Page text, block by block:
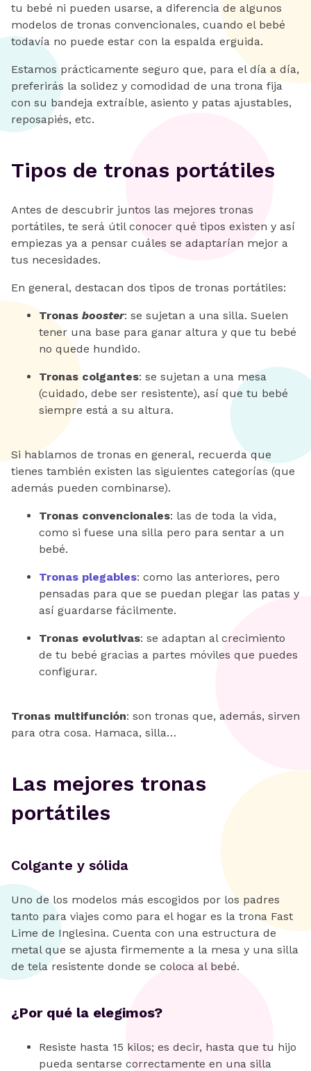
tu bebé ni pueden usarse, a diferencia de algunos
modelos de tronas convencionales, cuando el bebé
todavía no puede estar con la espalda erguida.
Estamos prácticamente seguro que, para el día a día,
preferirás la solidez y comodidad de una trona fija
con su bandeja extraíble, asiento y patas ajustables,
reposapiés, etc.
Tipos de tronas portátiles
Antes de descubrir juntos las mejores tronas
portátiles, te será útil conocer qué tipos existen y así
empiezas ya a pensar cuáles se adaptarían mejor a
tus necesidades.
En general, destacan dos tipos de tronas portátiles:
Tronas booster: se sujetan a una silla. Suelen
tener una base para ganar altura y que tu bebé
no quede hundido.
Tronas colgantes: se sujetan a una mesa
(cuidado, debe ser resistente), así que tu bebé
siempre está a su altura.
Si hablamos de tronas en general, recuerda que
tienes también existen las siguientes categorías (que
además pueden combinarse).
Tronas convencionales: las de toda la vida,
como si fuese una silla pero para sentar a un
bebé.
Tronas plegables: como las anteriores, pero
pensadas para que se puedan plegar las patas y
así guardarse fácilmente.
Tronas evolutivas: se adaptan al crecimiento
de tu bebé gracias a partes móviles que puedes
configurar.
Tronas multifunción: son tronas que, además, sirven
para otra cosa. Hamaca, silla…
Las mejores tronas
portátiles
Colgante y sólida
Uno de los modelos más escogidos por los padres
tanto para viajes como para el hogar es la trona Fast
Lime de Inglesina. Cuenta con una estructura de
metal que se ajusta firmemente a la mesa y una silla
de tela resistente donde se coloca al bebé.
¿Por qué la elegimos?
Resiste hasta 15 kilos; es decir, hasta que tu hijo
pueda sentarse correctamente en una silla